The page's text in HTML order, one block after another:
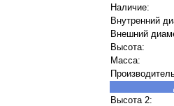
Наличие:
Внутренний
Внешний
Высота:
Масса:
Высота 2: